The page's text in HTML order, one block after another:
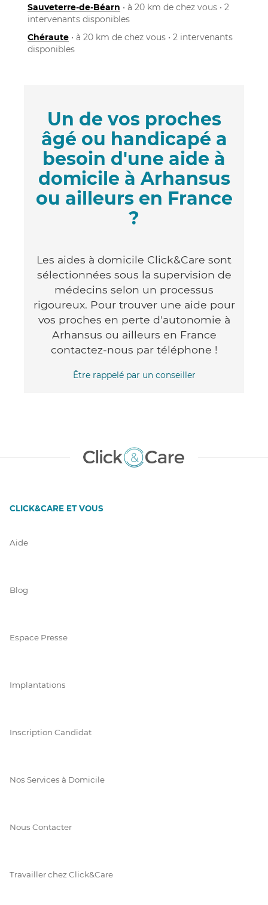
Sauveterre-de-Béarn • à 20 km de chez vous • 2
intervenants disponibles
Chéraute • à 20 km de chez vous • 2 intervenants
disponibles
Un de vos proches
âgé ou handicapé a
besoin d'une aide à
domicile à Arhansus
ou ailleurs en France
?
Les aides à domicile Click&Care sont
sélectionnées sous la supervision de
médecins selon un processus
rigoureux. Pour trouver une aide pour
vos proches en perte d'autonomie à
Arhansus ou ailleurs en France
contactez-nous par téléphone !
Être rappelé par un conseiller
CLICK&CARE ET VOUS
Aide
Blog
Espace Presse
Implantations
Inscription Candidat
Nos Services à Domicile
Nous Contacter
Travailler chez Click&Care